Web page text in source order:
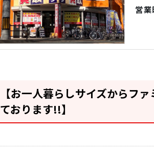
営
【お一人暮らしサイズからフ
ております!!】